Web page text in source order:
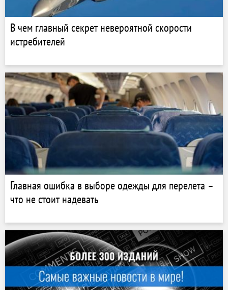
В чем главный секрет невероятной скорости
истребителей
Главная ошибка в выборе одежды для перелета –
что не стоит надевать